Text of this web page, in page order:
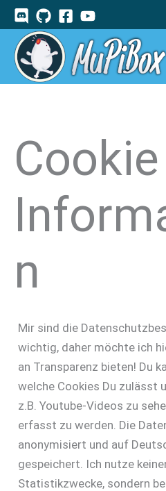
Zum
Inhalt
springen
Cookie
n
Mir sind die
wichtig, daher möchte ich
an Transparenz bieten! Du
welche Cookies Du zulässt
z.B. Youtube-Videos zu
erfasst zu werden. Die
anonymisiert und auf
gespeichert. Ich nutze
Statistikzwecke, sondern